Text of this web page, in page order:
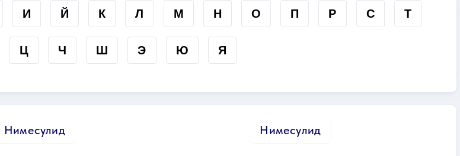
И Й К Л М Н О П Р С Т
Ц Ч Ш Э Ю Я
Нимесулид Нимесулид